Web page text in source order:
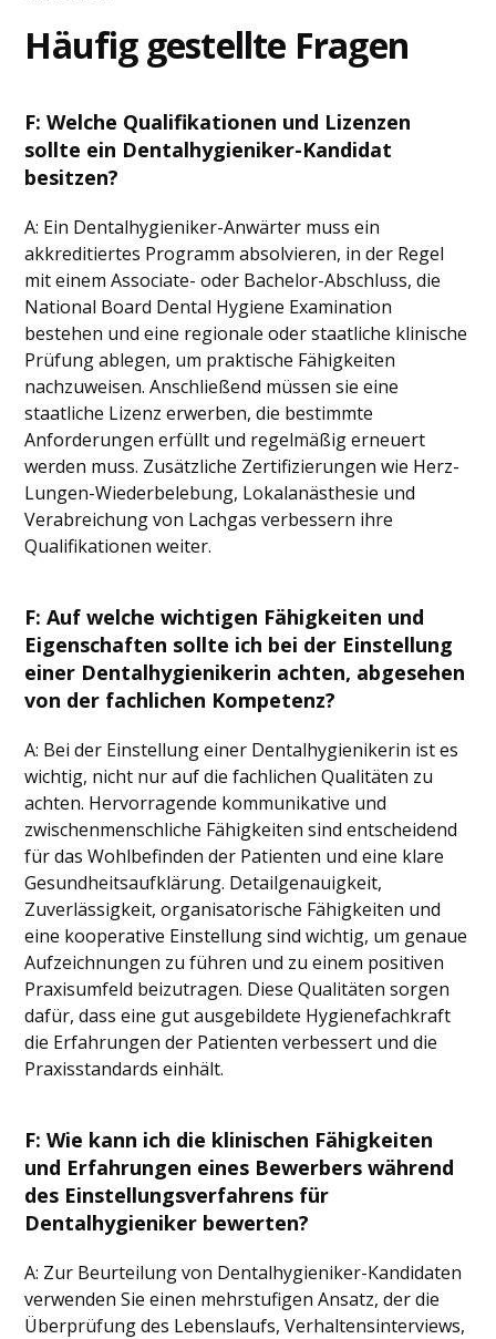
Häufig gestellte Fragen
F: Welche Qualifikationen und Lizenzen
sollte ein Dentalhygieniker-Kandidat
besitzen?
A: Ein Dentalhygieniker-Anwärter muss ein
akkreditiertes Programm absolvieren, in der Regel
mit einem Associate- oder Bachelor-Abschluss, die
National Board Dental Hygiene Examination
bestehen und eine regionale oder staatliche klinische
Prüfung ablegen, um praktische Fähigkeiten
nachzuweisen. Anschließend müssen sie eine
staatliche Lizenz erwerben, die bestimmte
Anforderungen erfüllt und regelmäßig erneuert
werden muss. Zusätzliche Zertifizierungen wie Herz-
Lungen-Wiederbelebung, Lokalanästhesie und
Verabreichung von Lachgas verbessern ihre
Qualifikationen weiter.
F: Auf welche wichtigen Fähigkeiten und
Eigenschaften sollte ich bei der Einstellung
einer Dentalhygienikerin achten, abgesehen
von der fachlichen Kompetenz?
A: Bei der Einstellung einer Dentalhygienikerin ist es
wichtig, nicht nur auf die fachlichen Qualitäten zu
achten. Hervorragende kommunikative und
zwischenmenschliche Fähigkeiten sind entscheidend
für das Wohlbefinden der Patienten und eine klare
Gesundheitsaufklärung. Detailgenauigkeit,
Zuverlässigkeit, organisatorische Fähigkeiten und
eine kooperative Einstellung sind wichtig, um genaue
Aufzeichnungen zu führen und zu einem positiven
Praxisumfeld beizutragen. Diese Qualitäten sorgen
dafür, dass eine gut ausgebildete Hygienefachkraft
die Erfahrungen der Patienten verbessert und die
Praxisstandards einhält.
F: Wie kann ich die klinischen Fähigkeiten
und Erfahrungen eines Bewerbers während
des Einstellungsverfahrens für
Dentalhygieniker bewerten?
A: Zur Beurteilung von Dentalhygieniker-Kandidaten
verwenden Sie einen mehrstufigen Ansatz, der die
Überprüfung des Lebenslaufs, Verhaltensinterviews,